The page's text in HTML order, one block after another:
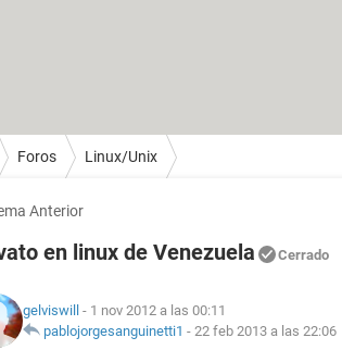
Foros Linux/Unix
Anterior
en linux de Venezuela Cerrado
gelviswill - 1 nov 2012 a las 00:11
pablojorgesanguinetti1 - 22 feb 2013 a las 22:06